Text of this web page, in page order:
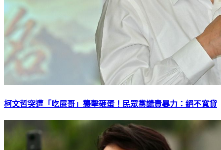
柯文哲突遭「吃屎哥」襲擊砸蛋！民眾黨譴責暴力：絕不寬貸